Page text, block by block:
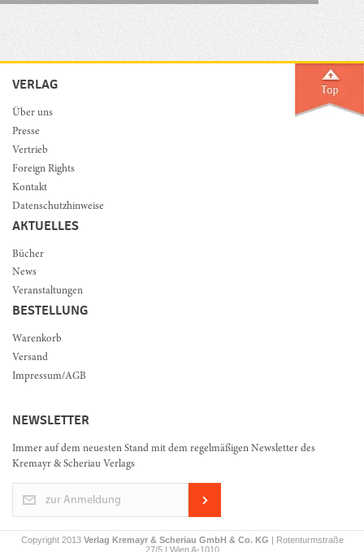
VERLAG
Über uns
Presse
Vertrieb
Foreign Rights
Kontakt
Datenschutzhinweise
AKTUELLES
Bücher
News
Veranstaltungen
BESTELLUNG
Warenkorb
Versand
Impressum/AGB
NEWSLETTER
Immer auf dem neuesten Stand mit dem regelmäßigen Newsletter des
Kremayr & Scheriau Verlags
zur Anmeldung
Copyright 2013 Verlag Kremayr & Scheriau GmbH & Co. KG | Rotenturmstraße
27/5 | Wien A-1010